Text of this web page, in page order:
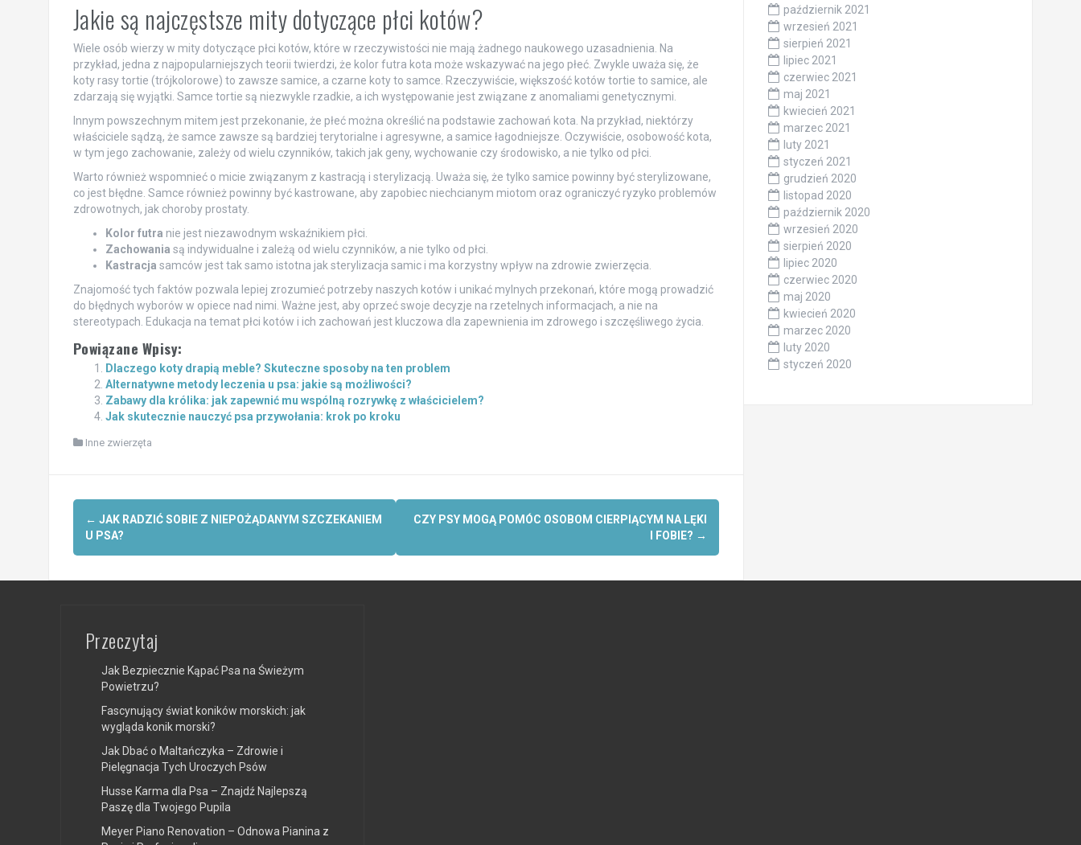
Jakie są najczęstsze mity dotyczące płci kotów?
Wiele osób wierzy w mity dotyczące płci kotów, które w rzeczywistości nie mają żadnego naukowego uzasadnienia. Na
przykład, jedna z najpopularniejszych teorii twierdzi, że kolor futra kota może wskazywać na jego płeć. Zwykle uważa się, że
koty rasy tortie (trójkolorowe) to zawsze samice, a czarne koty to samce. Rzeczywiście, większość kotów tortie to samice, ale
zdarzają się wyjątki. Samce tortie są niezwykle rzadkie, a ich występowanie jest związane z anomaliami genetycznymi.
Innym powszechnym mitem jest przekonanie, że płeć można określić na podstawie zachowań kota. Na przykład, niektórzy
właściciele sądzą, że samce zawsze są bardziej terytorialne i agresywne, a samice łagodniejsze. Oczywiście, osobowość kota,
w tym jego zachowanie, zależy od wielu czynników, takich jak geny, wychowanie czy środowisko, a nie tylko od płci.
Warto również wspomnieć o micie związanym z kastracją i sterylizacją. Uważa się, że tylko samice powinny być sterylizowane,
co jest błędne. Samce również powinny być kastrowane, aby zapobiec niechcianym miotom oraz ograniczyć ryzyko problemów
zdrowotnych, jak choroby prostaty.
Kolor futra nie jest niezawodnym wskaźnikiem płci.
Zachowania są indywidualne i zależą od wielu czynników, a nie tylko od płci.
Kastracja samców jest tak samo istotna jak sterylizacja samic i ma korzystny wpływ na zdrowie zwierzęcia.
Znajomość tych faktów pozwala lepiej zrozumieć potrzeby naszych kotów i unikać mylnych przekonań, które mogą prowadzić
do błędnych wyborów w opiece nad nimi. Ważne jest, aby oprzeć swoje decyzje na rzetelnych informacjach, a nie na
stereotypach. Edukacja na temat płci kotów i ich zachowań jest kluczowa dla zapewnienia im zdrowego i szczęśliwego życia.
Powiązane Wpisy:
Dlaczego koty drapią meble? Skuteczne sposoby na ten problem
Alternatywne metody leczenia u psa: jakie są możliwości?
Zabawy dla królika: jak zapewnić mu wspólną rozrywkę z właścicielem?
Jak skutecznie nauczyć psa przywołania: krok po kroku
Inne zwierzęta
Post
navigation
← JAK RADZIĆ SOBIE Z NIEPOŻĄDANYM SZCZEKANIEM
U PSA?
CZY PSY MOGĄ POMÓC OSOBOM CIERPIĄCYM NA LĘKI
I FOBIE? →
październik 2021
wrzesień 2021
sierpień 2021
lipiec 2021
czerwiec 2021
maj 2021
kwiecień 2021
marzec 2021
luty 2021
styczeń 2021
grudzień 2020
listopad 2020
październik 2020
wrzesień 2020
sierpień 2020
lipiec 2020
czerwiec 2020
maj 2020
kwiecień 2020
marzec 2020
luty 2020
styczeń 2020
Przeczytaj
Jak Bezpiecznie Kąpać Psa na Świeżym
Powietrzu?
Fascynujący świat koników morskich: jak
wygląda konik morski?
Jak Dbać o Maltańczyka – Zdrowie i
Pielęgnacja Tych Uroczych Psów
Husse Karma dla Psa – Znajdź Najlepszą
Paszę dla Twojego Pupila
Meyer Piano Renovation – Odnowa Pianina z